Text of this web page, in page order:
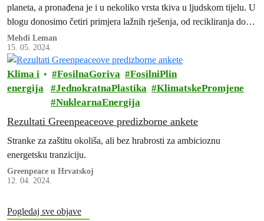
planeta, a pronađena je i u nekoliko vrsta tkiva u ljudskom tijelu. U
blogu donosimo četiri primjera lažnih rješenja, od recikliranja do
bioplastike, koji nisu dorasli razmjerima globalne krize onečišćenja
plastikom.
Mehdi Leman
15. 05. 2024.
Klima i
energija
FosilnaGoriva
FosilniPlin
JednokratnaPlastika
KlimatskePromjene
NuklearnaEnergija
Rezultati Greenpeaceove predizborne ankete
Stranke za zaštitu okoliša, ali bez hrabrosti za ambicioznu
energetsku tranziciju.
Greenpeace u Hrvatskoj
12. 04. 2024.
Pogledaj sve objave